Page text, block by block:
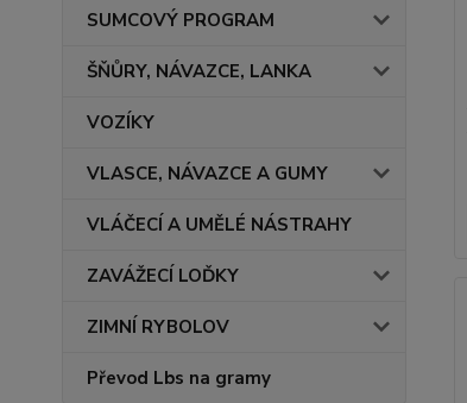
SUMCOVÝ PROGRAM
ŠŇŮRY, NÁVAZCE, LANKA
VOZÍKY
VLASCE, NÁVAZCE A GUMY
VLÁČECÍ A UMĚLÉ NÁSTRAHY
ZAVÁŽECÍ LOĎKY
ZIMNÍ RYBOLOV
Převod Lbs na gramy